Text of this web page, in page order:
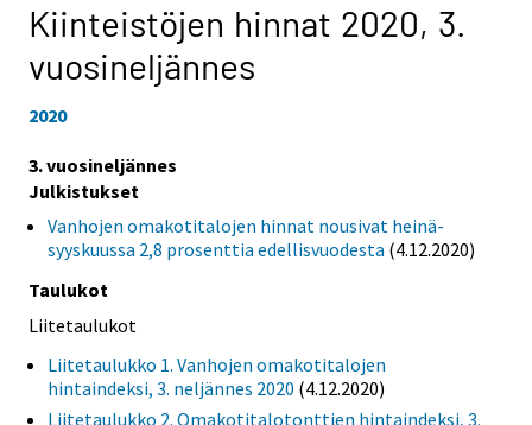
Kiinteistöjen hinnat 2020, 3.
vuosineljännes
2020
3. vuosineljännes
Julkistukset
Vanhojen omakotitalojen hinnat nousivat heinä-
syyskuussa 2,8 prosenttia edellisvuodesta (4.12.2020)
Taulukot
Liitetaulukot
Liitetaulukko 1. Vanhojen omakotitalojen
hintaindeksi, 3. neljännes 2020 (4.12.2020)
Liitetaulukko 2. Omakotitalotonttien hintaindeksi, 3.